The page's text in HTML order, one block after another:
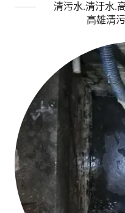
清污水.清汙水.
高雄清